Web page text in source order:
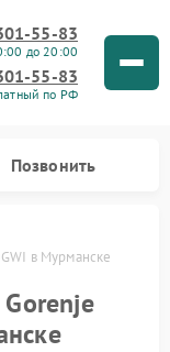
55-83
до 20:00
55-83
по РФ
Позвонить
в Мурманске